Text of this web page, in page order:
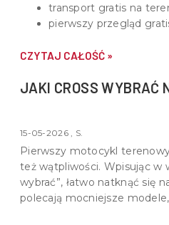
transport gratis na
pierwszy przegląd
CZYTAJ CAŁOŚĆ »
JAKI CROSS WYBRAĆ
15-05-2026 , S.
Pierwszy motocykl
też wątpliwości. Wpisując w
wybrać”, łatwo natknąć się
polecają mocniejsze